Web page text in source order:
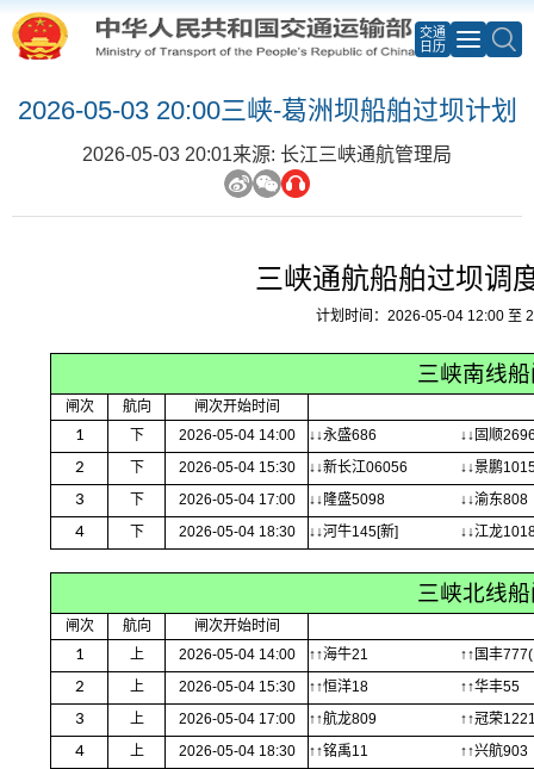
交通
日历
2026-05-03 20:00三峡-葛洲坝船舶过坝计划
2026-05-03 20:01来源: 长江三峡通航管理局
三峡通航船舶过坝调
计划时间：2026-05-04 12:00 至
三峡南线
闸次 航向 闸次开始时间
1 下 2026-05-04 14:00 ↓↓永盛686 ↓↓固顺
2 下 2026-05-04 15:30 ↓↓新长江06056 ↓↓景鹏
3 下 2026-05-04 17:00 ↓↓隆盛5098 ↓↓渝东808
4 下 2026-05-04 18:30 ↓↓河牛145[新] ↓↓江龙
三峡北线
闸次 航向 闸次开始时间
1 上 2026-05-04 14:00 ↑↑海牛21 ↑↑国丰
2 上 2026-05-04 15:30 ↑↑恒洋18 ↑↑华丰55
3 上 2026-05-04 17:00 ↑↑航龙809 ↑↑冠荣
4 上 2026-05-04 18:30 ↑↑铭禹11 ↑↑兴航903